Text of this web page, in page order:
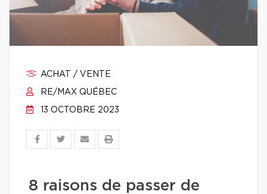
ACHAT / VENTE
RE/MAX QUÉBEC
13 OCTOBRE 2023
8 raisons de passer de